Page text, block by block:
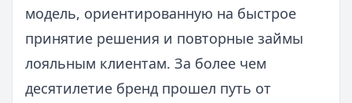
модель, ориентированную на быстрое
принятие решения и повторные займы
лояльным клиентам. За более чем
десятилетие бренд прошел путь от